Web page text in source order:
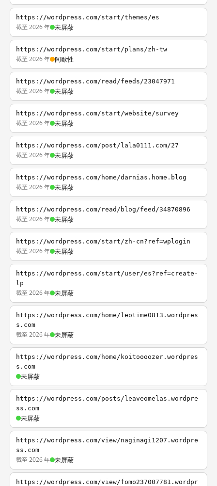
https://wordpress.com/start/themes/es
截至 2026 年 未屏蔽
https://wordpress.com/start/plans/zh-tw
截至 2026 年 间歇性
https://wordpress.com/read/feeds/23047971
截至 2026 年 未屏蔽
https://wordpress.com/start/website/survey
截至 2026 年 未屏蔽
https://wordpress.com/post/lala0111.com/27
截至 2026 年 未屏蔽
https://wordpress.com/home/darnias.home.blog
截至 2026 年 未屏蔽
https://wordpress.com/read/blog/feed/34870896
截至 2026 年 未屏蔽
https://wordpress.com/start/zh-cn?ref=wplogin
截至 2026 年 未屏蔽
https://wordpress.com/start/user/es?ref=create-
lp
截至 2026 年 未屏蔽
https://wordpress.com/home/leotime0813.wordpres
s.com
截至 2026 年 未屏蔽
https://wordpress.com/home/koitoooozer.wordpres
s.com
未屏蔽
https://wordpress.com/posts/leaveomelas.wordpre
ss.com
未屏蔽
https://wordpress.com/view/naginagi1207.wordpre
ss.com
截至 2026 年 未屏蔽
https://wordpress.com/view/fomo237007781.wordpr